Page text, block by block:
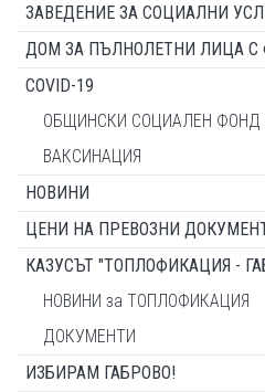
ЗАВЕДЕНИЕ ЗА СОЦИАЛНИ
ДОМ ЗА ПЪЛНОЛЕТНИ ЛИЦА
COVID-19
ОБЩИНСКИ СОЦИАЛЕН ФОНД
ВАКСИНАЦИЯ
НОВИНИ
ЦЕНИ НА ПРЕВОЗНИ
КАЗУСЪТ "ТОПЛОФИКАЦИЯ -
НОВИНИ за ТОПЛОФИКАЦИЯ
ДОКУМЕНТИ
ИЗБИРАМ ГАБРОВО!